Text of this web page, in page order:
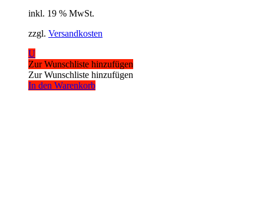
inkl. 19 % MwSt.
zzgl. Versandkosten
U
Zur Wunschliste hinzufügen
Zur Wunschliste hinzufügen
In den Warenkorb